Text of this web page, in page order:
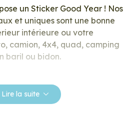
un Sticker Good Year ! Nos
et uniques sont une bonne
intérieure ou votre
camion, 4x4, quad, camping
baril ou bidon.
laissez vous inspirer parmi
de stickers.
Lire la suite